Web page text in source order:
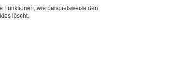
Funktionen, wie beispielsweise den
löscht.